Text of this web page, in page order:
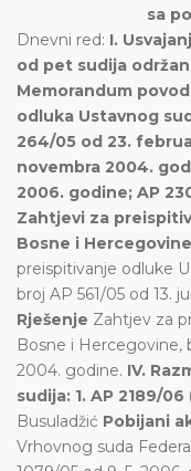
sa
Dnevni red: I.
od pet sudija
Memorandum
odluka Ustavnog
264/05 od 23.
novembra 2004.
2006. godine; AP
Zahtjevi za
Bosne i
preispitivanje odluke
broj AP 561/05 od 13.
Rješenje Zahtjev za
Bosne i Hercegovine,
2004. godine. IV.
sudija: 1. AP 2189/06
Busuladžić Pobijani
Vrhovnog suda